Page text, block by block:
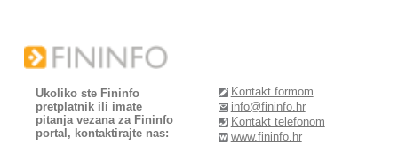
Ukoliko ste Fininfo
pretplatnik ili imate
pitanja vezana za Fininfo
portal, kontaktirajte nas:
Kontakt formom
info@fininfo.hr
Kontakt telefonom
www.fininfo.hr